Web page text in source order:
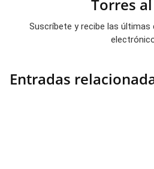
Torres
Suscríbete y recibe las
Entradas